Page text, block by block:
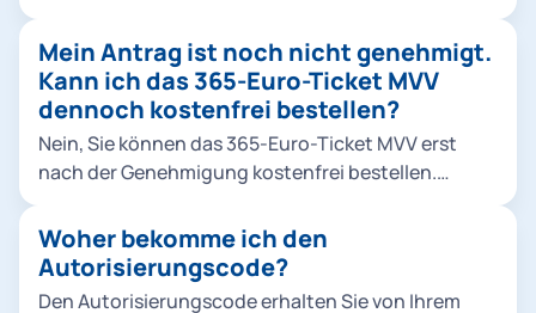
Ihren Kostenträger.
Mein Antrag ist noch nicht genehmigt.
Kann ich das 365-Euro-Ticket MVV
dennoch kostenfrei bestellen?
Nein, Sie können das 365-Euro-Ticket MVV erst
nach der Genehmigung kostenfrei bestellen.
Ticket MVV kostenpflichtig hier erwerben. Die
Entscheidung über eine mögliche
Kostenerstattung trifft ausschließlich Ihr
Woher bekomme ich den
Autorisierungscode?
Den Autorisierungscode erhalten Sie von Ihrem